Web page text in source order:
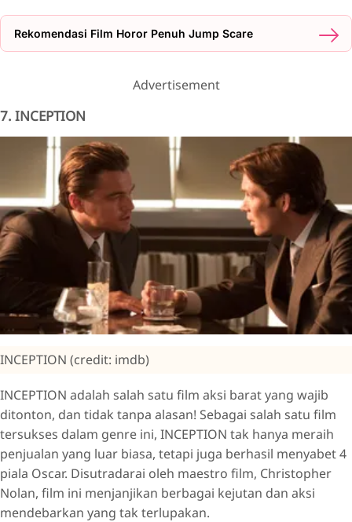
Rekomendasi Film Horor Penuh Jump Scare
Advertisement
7. INCEPTION
INCEPTION (credit: imdb)
INCEPTION adalah salah satu film aksi barat yang wajib
ditonton, dan tidak tanpa alasan! Sebagai salah satu film
tersukses dalam genre ini, INCEPTION tak hanya meraih
penjualan yang luar biasa, tetapi juga berhasil menyabet 4
piala Oscar. Disutradarai oleh maestro film, Christopher
Nolan, film ini menjanjikan berbagai kejutan dan aksi
mendebarkan yang tak terlupakan.